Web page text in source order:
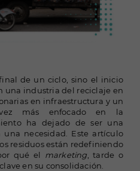
de un ciclo, sino el inicio
una industria del reciclaje en
en infraestructura y un
más enfocado en la
ha dejado de ser una
necesidad. Este artículo
residuos están redefiniendo
qué el marketing , tarde o
en su consolidación.